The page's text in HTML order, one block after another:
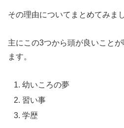
その理由についてまとめてみま
主にこの3つから頭が良いこと
ます。
幼いころの夢
習い事
学歴